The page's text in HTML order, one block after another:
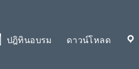
ปฎิทินอบรม ดาวน์โหลด